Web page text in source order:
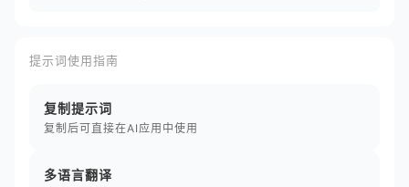
提示词使用指南
复制提示词
复制后可直接在AI应用中使用
多语言翻译